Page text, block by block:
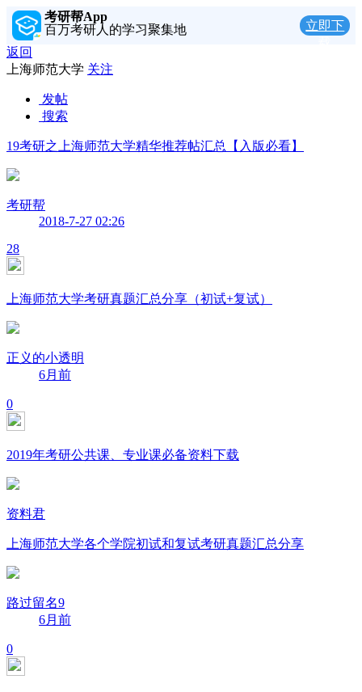
考研帮App
百万考研人的学习聚集地
立即下
返回
上海师范大学 关注
发帖
搜索
19考研之上海师范大学精华推荐帖汇总【入版必看】
考研帮
2018-7-27 02:26
28
上海师范大学考研真题汇总分享（初试+复试）
正义的小透明
6月前
0
2019年考研公共课、专业课必备资料下载
资料君
上海师范大学各个学院初试和复试考研真题汇总分享
路过留名9
6月前
0